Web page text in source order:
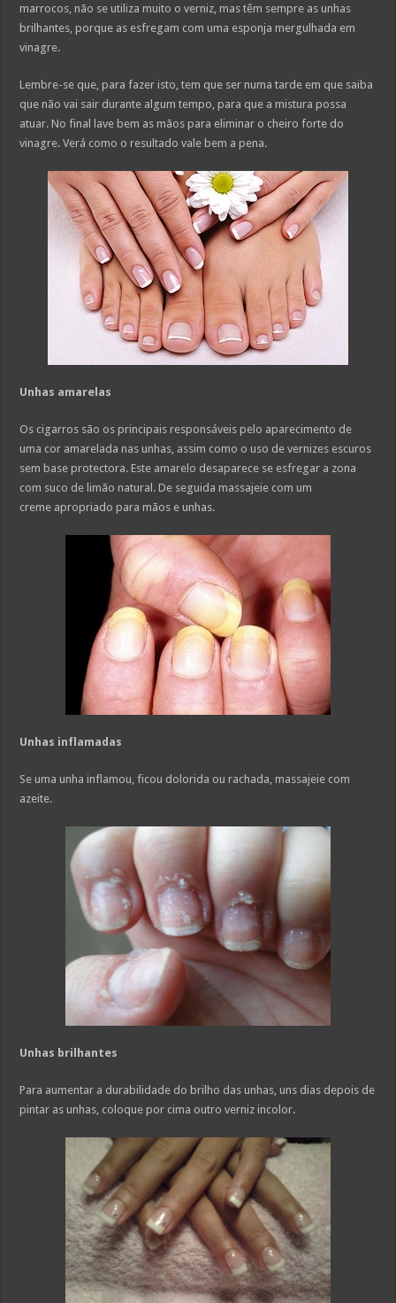
marrocos, não se utiliza muito o verniz, mas têm sempre as unhas
brilhantes, porque as esfregam com uma esponja mergulhada em
vinagre.
Lembre-se que, para fazer isto, tem que ser numa tarde em que saiba
que não vai sair durante algum tempo, para que a mistura possa
atuar. No final lave bem as mãos para eliminar o cheiro forte do
vinagre. Verá como o resultado vale bem a pena.
Unhas amarelas
Os cigarros são os principais responsáveis pelo aparecimento de
uma cor amarelada nas unhas, assim como o uso de vernizes escuros
sem base protectora. Este amarelo desaparece se esfregar a zona
com suco de limão natural. De seguida massajeie com um
creme apropriado para mãos e unhas.
Unhas inflamadas
Se uma unha inflamou, ficou dolorida ou rachada, massajeie com
azeite.
Unhas brilhantes
Para aumentar a durabilidade do brilho das unhas, uns dias depois de
pintar as unhas, coloque por cima outro verniz incolor.